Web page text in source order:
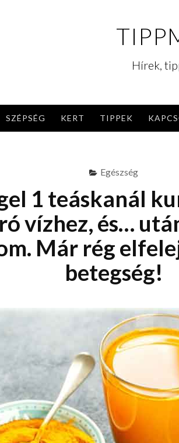
Hírek,
SZÉPSÉG KERT TIPPEK
Egészség
1 teáskanál
vízhez, és…
Már rég
betegség!